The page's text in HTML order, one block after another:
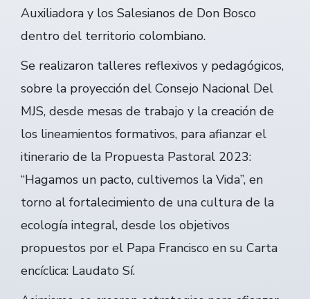
Auxiliadora y los Salesianos de Don Bosco
dentro del territorio colombiano.
Se realizaron talleres reflexivos y pedagógicos,
sobre la proyección del Consejo Nacional Del
MJS, desde mesas de trabajo y la creación de
los lineamientos formativos, para afianzar el
itinerario de la Propuesta Pastoral 2023:
“Hagamos un pacto, cultivemos la Vida”, en
torno al fortalecimiento de una cultura de la
ecología integral, desde los objetivos
propuestos por el Papa Francisco en su Carta
encíclica: Laudato Sí.